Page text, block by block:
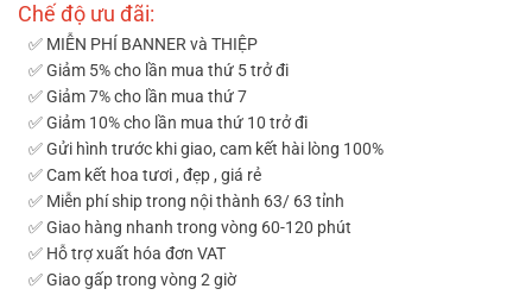
Chế độ ưu đãi:
✅ MIỄN PHÍ BANNER và THIỆP
✅ Giảm 5% cho lần mua thứ 5 trở đi
✅ Giảm 7% cho lần mua thứ 7
✅ Giảm 10% cho lần mua thứ 10 trở đi
✅ Gửi hình trước khi giao, cam kết hài lòng 100%
✅ Cam kết hoa tươi , đẹp , giá rẻ
✅ Miễn phí ship trong nội thành 63/ 63 tỉnh
✅ Giao hàng nhanh trong vòng 60-120 phút
✅ Hỗ trợ xuất hóa đơn VAT
✅ Giao gấp trong vòng 2 giờ